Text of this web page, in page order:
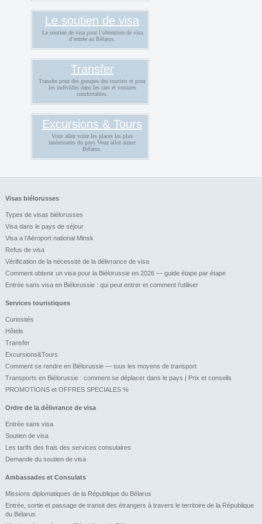
Le soutien de visa
Le soutien de visa pour l’obtention de visa
d’entrée au Bélarus.
Transfer
Transfer pour des groupes des tourists et pour
les individus dans les cars et voitures
comfortables.
Excursions & Tours
Vous allez voire les places les plus
intéressants du pays.Vouz allez aimer
Bélarus.
Visas biélorusses
Types de visas biélorusses
Visa dans le pays de séjour
Visa a l’Aéroport national Minsk
Refus de visa
Vérification de la nécessité de la délivrance de visa
Comment obtenir un visa pour la Biélorussie en 2026 — guide étape par étape
Entrée sans visa en Biélorussie : qui peut entrer et comment l’utiliser
Services touristiques
Curiosités
Hôtels
Transfer
Excursions&Tours
Comment se rendre en Biélorussie — tous les moyens de transport
Transports en Biélorussie : comment se déplacer dans le pays | Prix et conseils
PROMOTIONS et OFFRES SPECIALES %
Ordre de la délivrance de visa
Entrée sans visa
Soutien de visa
Les tarifs des frais des services consulaires
Demande du soutien de visa
Ambassades et Consulats
Missions diplomatiques de la République du Bélarus
Entrée, sortie et passage de transit des étrangers à travers le territoire de la République
du Bélarus